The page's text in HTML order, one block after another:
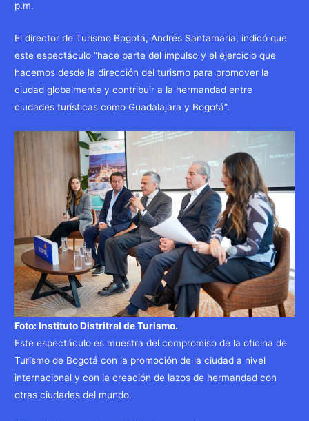
p.m.
El director de Turismo Bogotá, Andrés Santamaría, indicó que
este espectáculo “hace parte del impulso y el ejercicio que
hacemos desde la dirección del turismo para promover la
ciudad globalmente y contribuir a la hermandad entre
ciudades turísticas como Guadalajara y Bogotá”.
Foto: Instituto Distritral de Turismo.
Este espectáculo es muestra del compromiso de la oficina de
Turismo de Bogotá con la promoción de la ciudad a nivel
internacional y con la creación de lazos de hermandad con
otras ciudades del mundo.